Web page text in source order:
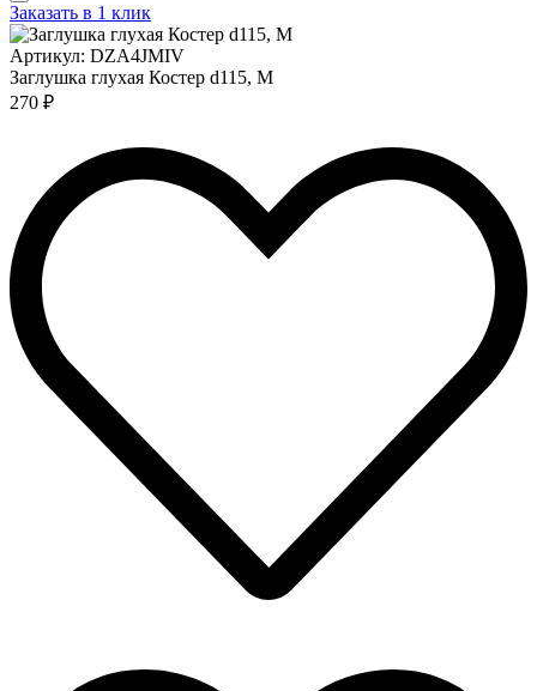
Заказать в 1 клик
Артикул: DZA4JMIV
Заглушка глухая Костер d115, М
270 ₽